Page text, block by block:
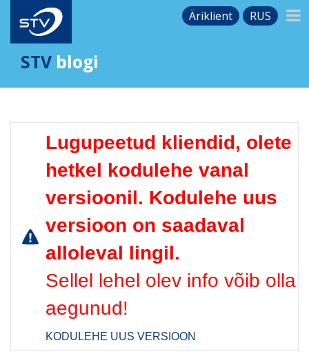
Äriklient RUS
STV blogi
Lugupeetud kliendid, olete
hetkel kodulehe vanal
versioonil. Kodulehe uus
versioon on saadaval
alloleval lingil.
Sellel lehel olev info võib olla
aegunud!
KODULEHE UUS VERSIOON